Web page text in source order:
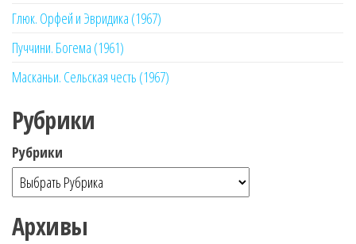
Глюк. Орфей и Эвридика (1967)
Пуччини. Богема (1961)
Масканьи. Сельская честь (1967)
Рубрики
Рубрики
Архивы